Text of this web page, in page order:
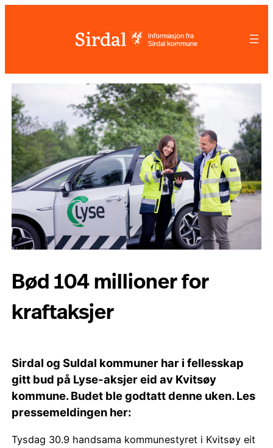
Bød 104 millioner for
kraftaksjer
Sirdal og Suldal kommuner har i fellesskap
gitt bud på Lyse-aksjer eid av Kvitsøy
kommune. Budet ble godtatt denne uken. Les
pressemeldingen her:
Tysdag 30.9 handsama kommunestyret i Kvitsøy eit